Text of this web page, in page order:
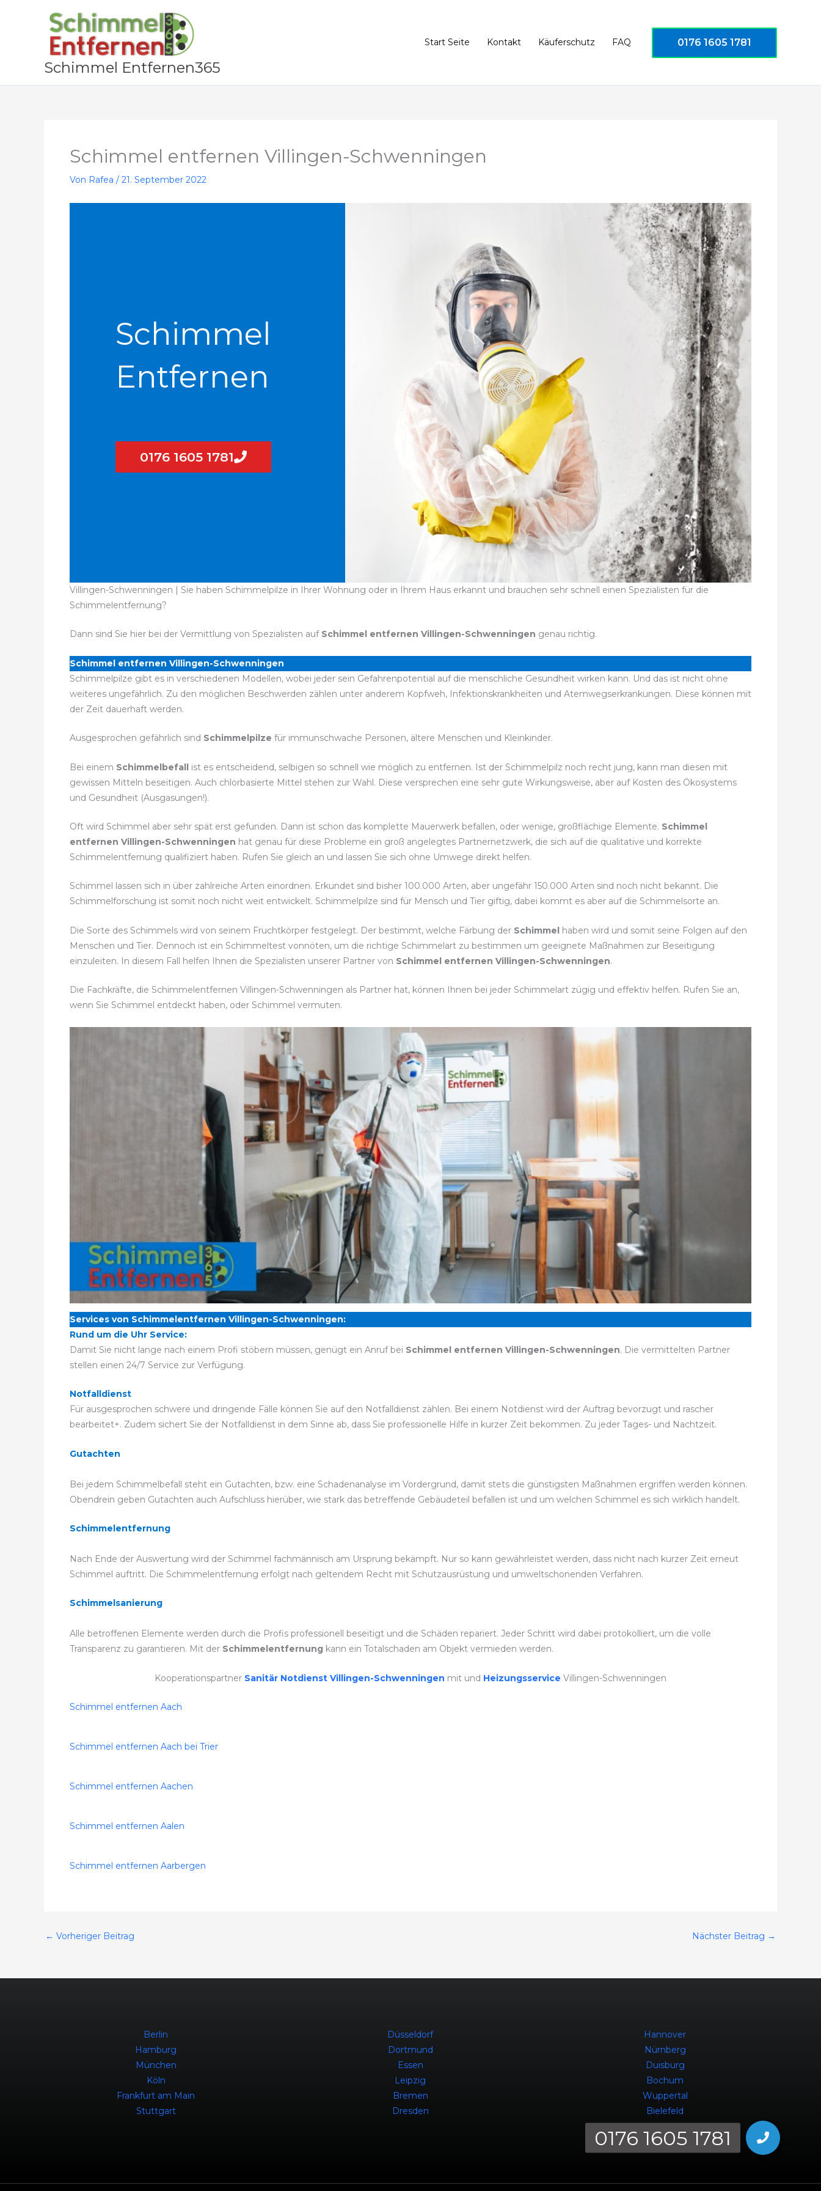
Schimmel Entfernen365
Start Seite Kontakt Käuferschutz FAQ 0176 1605 1781
Schimmel entfernen Villingen-Schwenningen
Von Rafea / 21. September 2022
Schimmel
Entfernen
0176 1605 1781
Villingen-Schwenningen | Sie haben Schimmelpilze in Ihrer Wohnung oder in Ihrem Haus erkannt und brauchen sehr schnell einen Spezialisten für die
Schimmelentfernung?
Dann sind Sie hier bei der Vermittlung von Spezialisten auf Schimmel entfernen Villingen-Schwenningen genau richtig.
Schimmel entfernen Villingen-Schwenningen
Schimmelpilze gibt es in verschiedenen Modellen, wobei jeder sein Gefahrenpotential auf die menschliche Gesundheit wirken kann. Und das ist nicht ohne
weiteres ungefährlich. Zu den möglichen Beschwerden zählen unter anderem Kopfweh, Infektionskrankheiten und Atemwegserkrankungen. Diese können mit
der Zeit dauerhaft werden.
Ausgesprochen gefährlich sind Schimmelpilze für immunschwache Personen, ältere Menschen und Kleinkinder.
Bei einem Schimmelbefall ist es entscheidend, selbigen so schnell wie möglich zu entfernen. Ist der Schimmelpilz noch recht jung, kann man diesen mit
gewissen Mitteln beseitigen. Auch chlorbasierte Mittel stehen zur Wahl. Diese versprechen eine sehr gute Wirkungsweise, aber auf Kosten des Ökosystems
und Gesundheit (Ausgasungen!).
Oft wird Schimmel aber sehr spät erst gefunden. Dann ist schon das komplette Mauerwerk befallen, oder wenige, großflächige Elemente. Schimmel
entfernen Villingen-Schwenningen hat genau für diese Probleme ein groß angelegtes Partnernetzwerk, die sich auf die qualitative und korrekte
Schimmelentfernung qualifiziert haben. Rufen Sie gleich an und lassen Sie sich ohne Umwege direkt helfen.
Schimmel lassen sich in über zahlreiche Arten einordnen. Erkundet sind bisher 100.000 Arten, aber ungefähr 150.000 Arten sind noch nicht bekannt. Die
Schimmelforschung ist somit noch nicht weit entwickelt. Schimmelpilze sind für Mensch und Tier giftig, dabei kommt es aber auf die Schimmelsorte an.
Die Sorte des Schimmels wird von seinem Fruchtkörper festgelegt. Der bestimmt, welche Färbung der Schimmel haben wird und somit seine Folgen auf den
Menschen und Tier. Dennoch ist ein Schimmeltest vonnöten, um die richtige Schimmelart zu bestimmen um geeignete Maßnahmen zur Beseitigung
einzuleiten. In diesem Fall helfen Ihnen die Spezialisten unserer Partner von Schimmel entfernen Villingen-Schwenningen.
Die Fachkräfte, die Schimmelentfernen Villingen-Schwenningen als Partner hat, können Ihnen bei jeder Schimmelart zügig und effektiv helfen. Rufen Sie an,
wenn Sie Schimmel entdeckt haben, oder Schimmel vermuten.
Services von Schimmelentfernen Villingen-Schwenningen:
Rund um die Uhr Service:
Damit Sie nicht lange nach einem Profi stöbern müssen, genügt ein Anruf bei Schimmel entfernen Villingen-Schwenningen. Die vermittelten Partner
stellen einen 24/7 Service zur Verfügung.
Notfalldienst
Für ausgesprochen schwere und dringende Fälle können Sie auf den Notfalldienst zählen. Bei einem Notdienst wird der Auftrag bevorzugt und rascher
bearbeitet+. Zudem sichert Sie der Notfalldienst in dem Sinne ab, dass Sie professionelle Hilfe in kurzer Zeit bekommen. Zu jeder Tages- und Nachtzeit.
Gutachten
Bei jedem Schimmelbefall steht ein Gutachten, bzw. eine Schadenanalyse im Vordergrund, damit stets die günstigsten Maßnahmen ergriffen werden können.
Obendrein geben Gutachten auch Aufschluss hierüber, wie stark das betreffende Gebäudeteil befallen ist und um welchen Schimmel es sich wirklich handelt.
Schimmelentfernung
Nach Ende der Auswertung wird der Schimmel fachmännisch am Ursprung bekämpft. Nur so kann gewährleistet werden, dass nicht nach kurzer Zeit erneut
Schimmel auftritt. Die Schimmelentfernung erfolgt nach geltendem Recht mit Schutzausrüstung und umweltschonenden Verfahren.
Schimmelsanierung
Alle betroffenen Elemente werden durch die Profis professionell beseitigt und die Schäden repariert. Jeder Schritt wird dabei protokolliert, um die volle
Transparenz zu garantieren. Mit der Schimmelentfernung kann ein Totalschaden am Objekt vermieden werden.
Kooperationspartner Sanitär Notdienst Villingen-Schwenningen mit und Heizungsservice Villingen-Schwenningen
Schimmel entfernen Aach
Schimmel entfernen Aach bei Trier
Schimmel entfernen Aachen
Schimmel entfernen Aalen
Schimmel entfernen Aarbergen
← Vorheriger Beitrag Nächster Beitrag →
Berlin
Hamburg
München
Köln
Frankfurt am Main
Stuttgart
Düsseldorf
Dortmund
Essen
Leipzig
Bremen
Dresden
Hannover
Nürnberg
Duisburg
Bochum
Wuppertal
Bielefeld